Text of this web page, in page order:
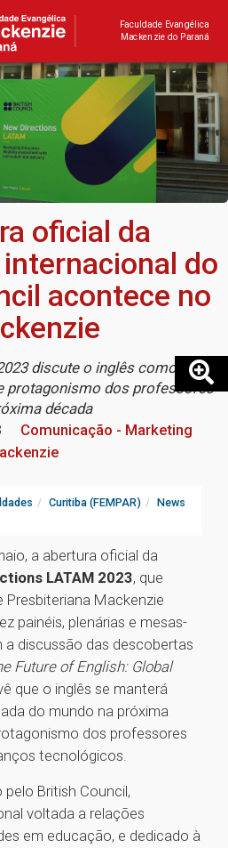
Faculdade Evangélica
Mackenzie do Paraná
oficial da
do
acontece no
discute o inglês como língua
protagonismo dos professores
década
Comunicação - Marketing
Curitiba (FEMPAR) News
a abertura oficial da
LATAM 2023, que
Presbiteriana Mackenzie
painéis, plenárias e mesas-
a discussão das descobertas
Future of English: Global
que o inglês se manterá
do mundo na próxima
dos professores
tecnológicos.
British Council,
voltada a relações
em educação, e dedicado à